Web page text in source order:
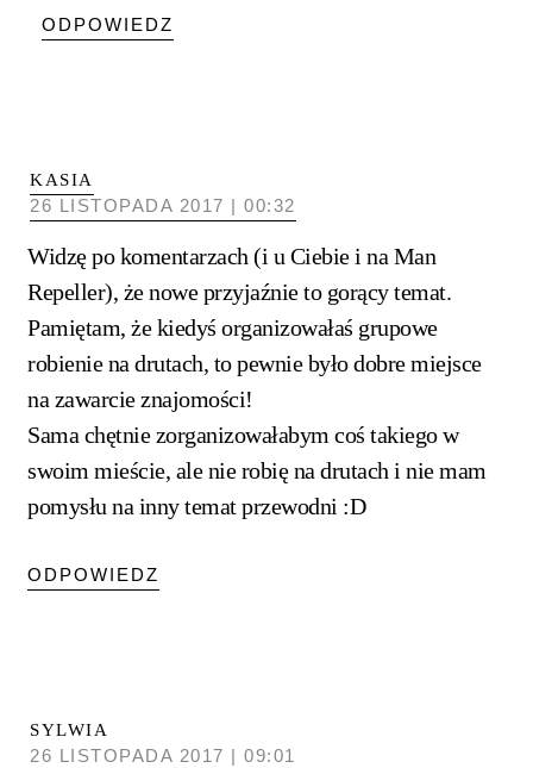
ODPOWIEDZ
KASIA
26 LISTOPADA 2017 | 00:32
Widzę po komentarzach (i u Ciebie i na Man
Repeller), że nowe przyjaźnie to gorący temat.
Pamiętam, że kiedyś organizowałaś grupowe
robienie na drutach, to pewnie było dobre miejsce
na zawarcie znajomości!
Sama chętnie zorganizowałabym coś takiego w
swoim mieście, ale nie robię na drutach i nie mam
pomysłu na inny temat przewodni :D
ODPOWIEDZ
SYLWIA
26 LISTOPADA 2017 | 09:01